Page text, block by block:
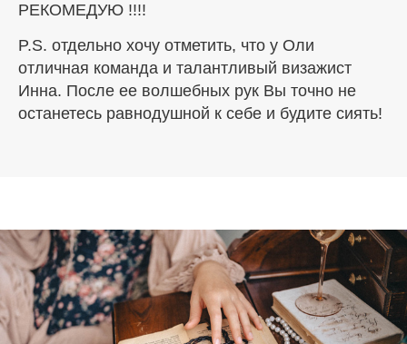
РЕКОМЕДУЮ !!!!
P.S. отдельно хочу отметить, что у Оли
отличная команда и талантливый визажист
Инна. После ее волшебных рук Вы точно не
останетесь равнодушной к себе и будите сиять!